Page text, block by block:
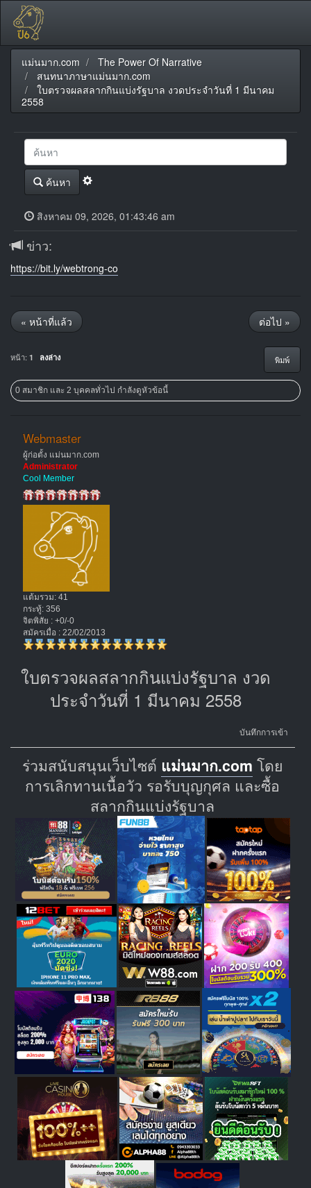
แม่นมาก.com
The Power Of Narrative
สนทนาภาษาแม่นมาก.com
ใบตรวจผลสลากกินแบ่งรัฐบาล งวดประจำวันที่ 1 มีนาคม
2558
ค้นหา
สิงหาคม 09, 2026, 01:43:46 am
ข่าว:
https://bit.ly/webtrong-co
« หน้าที่แล้ว ต่อไป »
พิมพ์
หน้า: 1 ลงล่าง
0 สมาชิก และ 2 บุคคลทั่วไป กำลังดูหัวข้อนี้
Webmaster
ผู้ก่อตั้ง แม่นมาก.com
Administrator
Cool Member
แต้มรวม: 41
กระทู้: 356
จิตพิสัย : +0/-0
สมัครเมื่อ : 22/02/2013
ใบตรวจผลสลากกินแบ่งรัฐบาล งวด
ประจำวันที่ 1 มีนาคม 2558
บันทึกการเข้า
ร่วมสนับสนุนเว็บไซต์ แม่นมาก.com โดย
การเลิกทานเนื้อวัว รอรับบุญกุศล และซื้อ
สลากกินแบ่งรัฐบาล